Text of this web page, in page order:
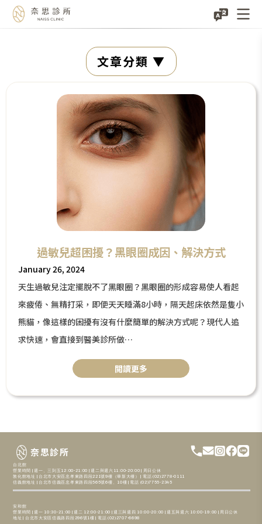
文章分類
過敏兒超困擾？黑眼圈成因、解決方式
January 26, 2024
天生過敏兒注定擺脫不了黑眼圈？黑眼圈的形成容易使人看起
來疲倦、無精打采，即便天天睡滿8小時，隔天起床依然是隻小
熊貓，像這樣的困擾有沒有什麼簡單的解決方式呢？現代人追
求快速，會直接到醫美診所做
膠原蛋白針/玻尿酸的針劑填充，這樣的優點在可以很快速的看
見效果，且能夠促使膠原蛋白增生，不過在此之前，我們需要
閲讀更多
奈思診所
台北館
營業時間 | 週一、三到五12:00-21:00 | 週二與週六11:00-20:00 | 周日公休
敦化館地址 | 台北市大安區忠孝東路四段221號9樓（華新大樓） | 電話 (02)2778-0111
信義館地址 | 台北市信義區忠孝東路四段565號6樓、10樓 | 電話 (02)7755-2345
安和館
營業時間 | 週一 10:30-21:00 | 週二 12:00-21:00 | 週三與週四 10:00-20:00 | 週五與週六 10:00-19:00 | 周日公休
地址 | 台北市大安區信義路四段296號1樓 | 電話 (02)2707-6698